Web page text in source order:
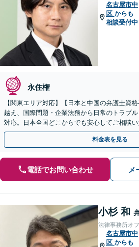
名古屋市中
区 からも
相談受付中
永住権
【関東エリア対応】【日本と中国の弁護士資
越え、国際問題・企業法務から日常のトラブ
対応。日本全国どこからでも安心してご相談
歩を踏み出してみませんか。【初回相談無料】
料金表を見る
電話でお問い合わせ メ
小杉 和
法律事務所オ
名古屋市中
区 からも